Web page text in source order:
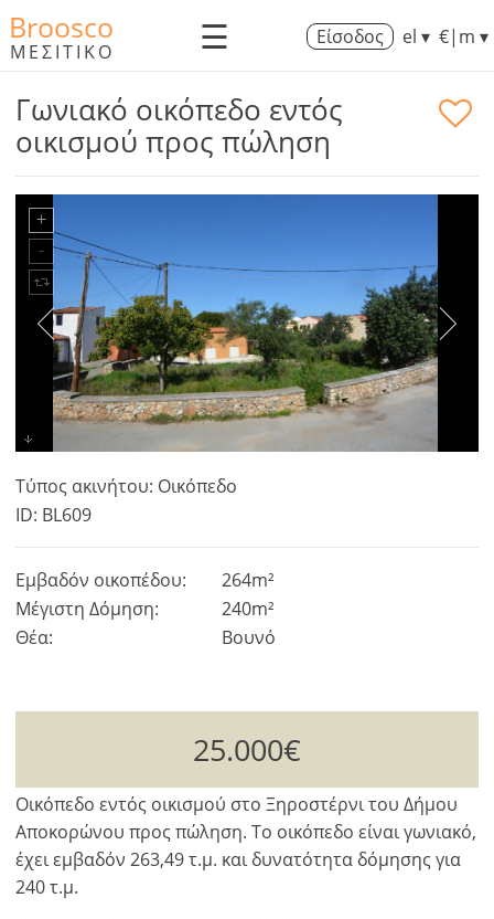
Broosco
ΜΕΣΙΤΙΚΟ ☰ Είσοδος el ▾ €|m ▾
Γωνιακό οικόπεδο εντός
οικισμού προς πώληση
Τύπος ακινήτου: Οικόπεδο
ID: BL609
Εμβαδόν οικοπέδου:
264m²
Μέγιστη Δόμηση:
240m²
Θέα:
Βουνό
25.000€
Οικόπεδο εντός οικισμού στο Ξηροστέρνι του Δήμου
Αποκορώνου προς πώληση. Το οικόπεδο είναι γωνιακό,
έχει εμβαδόν 263,49 τ.μ. και δυνατότητα δόμησης για
240 τ.μ.